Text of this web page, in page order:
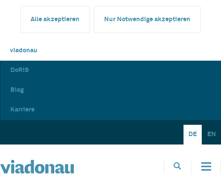
Alle akzeptieren Nur Notwendige akzeptieren
viadonau
DoRIS
Blog
Karriere
DE EN